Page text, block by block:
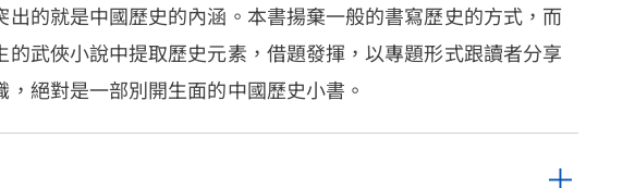
出的就是中國歷史的內涵。本書揚棄一般的書寫歷史的方式，而
的武俠小說中提取歷史元素，借題發揮，以專題形式跟讀者分享
，絕對是一部別開生面的中國歷史小書。